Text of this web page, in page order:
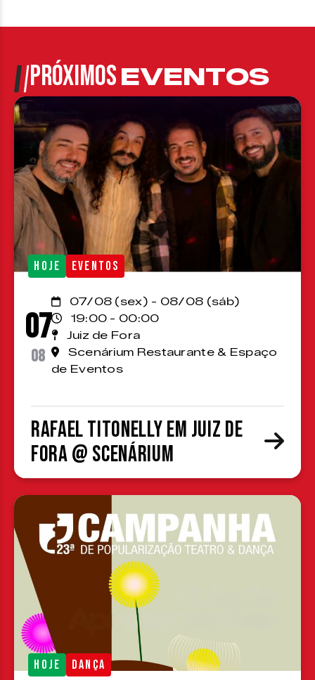
PRÓXIMOSEVENTOS
HOJE EVENTOS
07
08
07/08 (sex) - 08/08 (sáb)
19:00 - 00:00
Juiz de Fora
Scenárium Restaurante & Espaço
de Eventos
Rafael Titonelly em Juiz de
Fora @ Scenárium
HOJE DANÇA